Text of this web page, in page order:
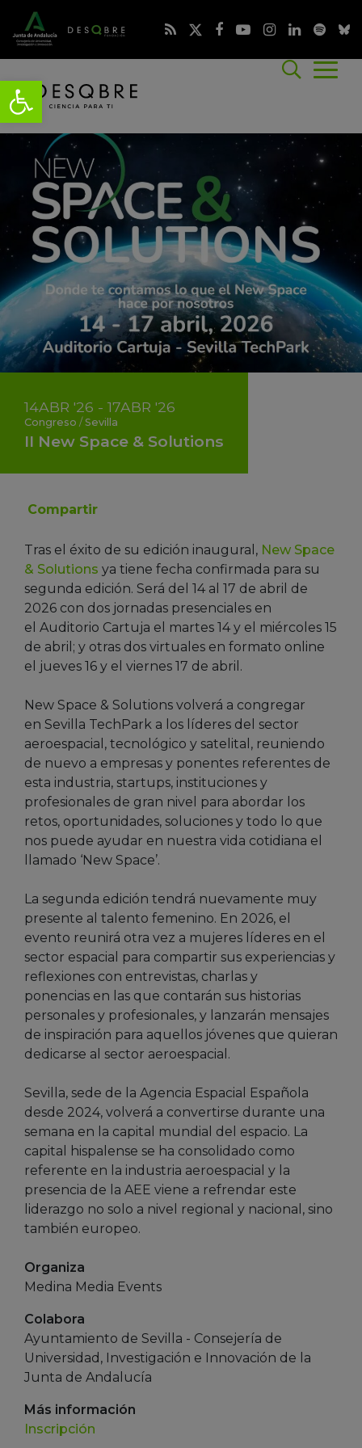
14ABR '26 - 17ABR '26
Congreso / Sevilla
II New Space & Solutions
Compartir
Tras el éxito de su edición inaugural, New Space
& Solutions ya tiene fecha confirmada para su
segunda edición. Será del 14 al 17 de abril de
2026 con dos jornadas presenciales en
el Auditorio Cartuja el martes 14 y el miércoles 15
de abril; y otras dos virtuales en formato online
el jueves 16 y el viernes 17 de abril.
New Space & Solutions volverá a congregar
en Sevilla TechPark a los líderes del sector
aeroespacial, tecnológico y satelital, reuniendo
de nuevo a empresas y ponentes referentes de
esta industria, startups, instituciones y
profesionales de gran nivel para abordar los
retos, oportunidades, soluciones y todo lo que
nos puede ayudar en nuestra vida cotidiana el
llamado ‘New Space’.
La segunda edición tendrá nuevamente muy
presente al talento femenino. En 2026, el
evento reunirá otra vez a mujeres líderes en el
sector espacial para compartir sus experiencias y
reflexiones con entrevistas, charlas y
ponencias en las que contarán sus historias
personales y profesionales, y lanzarán mensajes
de inspiración para aquellos jóvenes que quieran
dedicarse al sector aeroespacial.
Sevilla, sede de la Agencia Espacial Española
desde 2024, volverá a convertirse durante una
semana en la capital mundial del espacio. La
capital hispalense se ha consolidado como
referente en la industria aeroespacial y la
presencia de la AEE viene a refrendar este
liderazgo no solo a nivel regional y nacional, sino
también europeo.
Organiza
Medina Media Events
Colabora
Ayuntamiento de Sevilla - Consejería de
Universidad, Investigación e Innovación de la
Junta de Andalucía
Más información
Inscripción